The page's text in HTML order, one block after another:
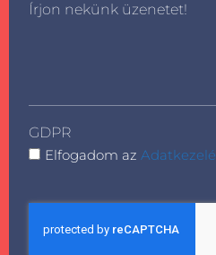
Írjon nekünk üzenetet!
GDPR
Elfogadom az